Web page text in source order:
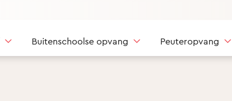
Buitenschoolse opvang Peuteropvang